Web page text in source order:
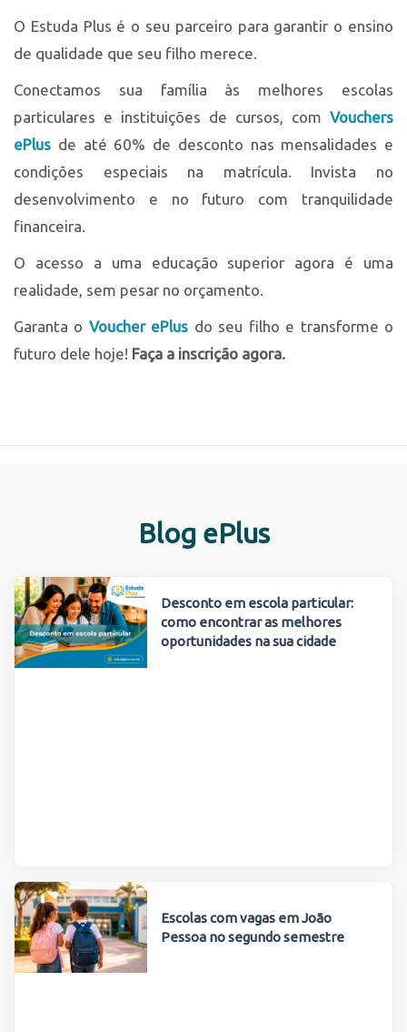
O Estuda Plus é o seu parceiro para garantir o ensino
de qualidade que seu filho merece.
Conectamos sua família às melhores escolas
particulares e instituições de cursos, com Vouchers
ePlus de até 60% de desconto nas mensalidades e
condições especiais na matrícula. Invista no
desenvolvimento e no futuro com tranquilidade
financeira.
O acesso a uma educação superior agora é uma
realidade, sem pesar no orçamento.
Garanta o Voucher ePlus do seu filho e transforme o
futuro dele hoje! Faça a inscrição agora.
Blog ePlus
Desconto em escola particular:
como encontrar as melhores
oportunidades na sua cidade
Escolas com vagas em João
Pessoa no segundo semestre